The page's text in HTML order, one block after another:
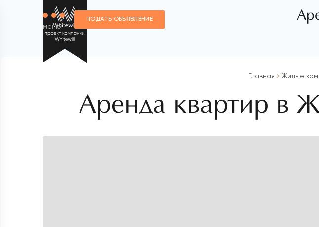
меню
ПОДАТЬ ОБЪЯВЛЕНИЕ
Главная Жилые
Аренда квартир в